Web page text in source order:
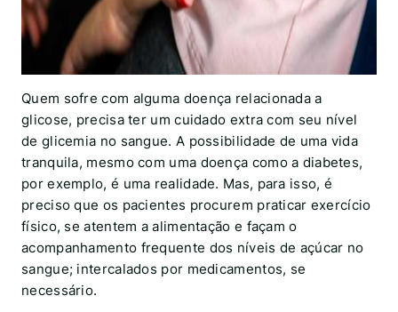
Quem sofre com alguma doença relacionada a
glicose, precisa ter um cuidado extra com seu nível
de glicemia no sangue. A possibilidade de uma vida
tranquila, mesmo com uma doença como a diabetes,
por exemplo, é uma realidade. Mas, para isso, é
preciso que os pacientes procurem praticar exercício
físico, se atentem a alimentação e façam o
acompanhamento frequente dos níveis de açúcar no
sangue; intercalados por medicamentos, se
necessário.